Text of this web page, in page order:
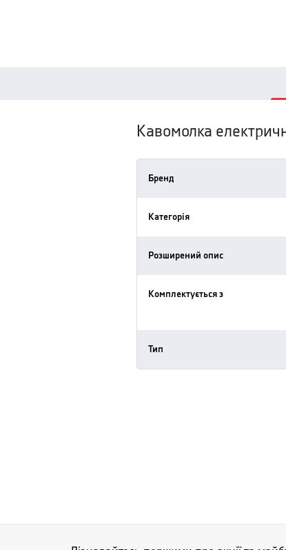
Кавомолка
Бренд
Категорія
Розширений опис
Комплектується з
Тип